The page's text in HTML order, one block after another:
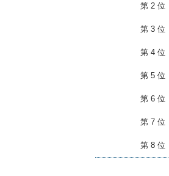
第 2 位
第 3 位
第 4 位
第 5 位
第 6 位
第 7 位
第 8 位